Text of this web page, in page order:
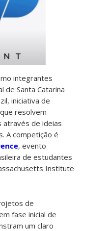
integrantes
de Santa Catarina
iniciativa de
resolvem
através de ideias
A competição é
, evento
de estudantes
Institute
de
fase inicial de
um claro